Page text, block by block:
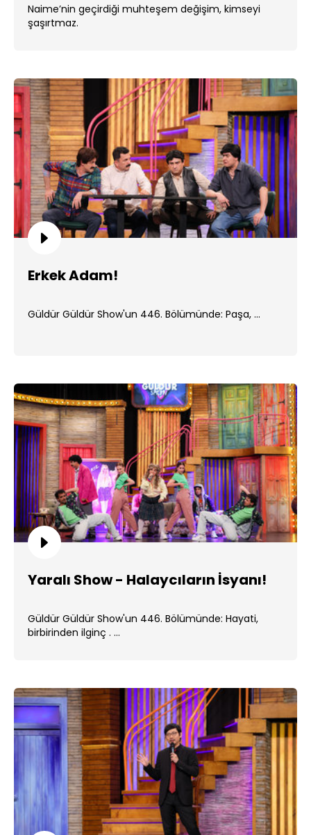
Naime’nin geçirdiği muhteşem değişim, kimseyi
şaşırtmaz.
Erkek Adam!
Güldür Güldür Show'un 446. Bölümünde: Paşa, ...
Yaralı Show - Halaycıların İsyanı!
Güldür Güldür Show'un 446. Bölümünde: Hayati,
birbirinden ilginç . ...